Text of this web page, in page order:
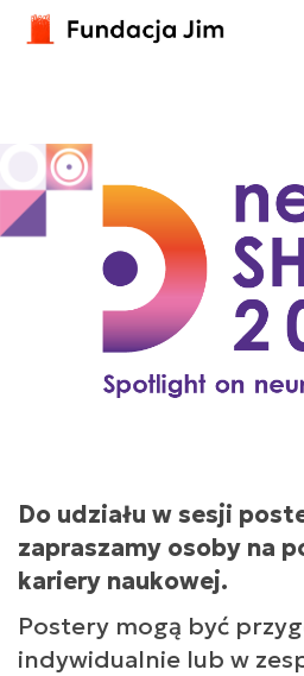
Do udziału w sesji
zapraszamy osoby na
kariery naukowej.
Postery mogą być
indywidualnie lub w